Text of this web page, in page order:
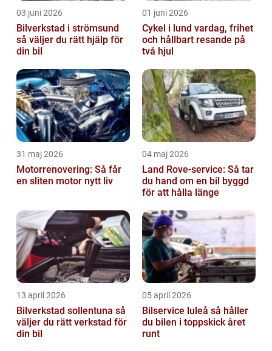
03 juni 2026
Bilverkstad i strömsund
så väljer du rätt hjälp för
din bil
01 juni 2026
Cykel i lund vardag, frihet
och hållbart resande på
två hjul
31 maj 2026
Motorrenovering: Så får
en sliten motor nytt liv
04 maj 2026
Land Rove-service: Så tar
du hand om en bil byggd
för att hålla länge
13 april 2026
Bilverkstad sollentuna så
väljer du rätt verkstad för
din bil
05 april 2026
Bilservice luleå så håller
du bilen i toppskick året
runt